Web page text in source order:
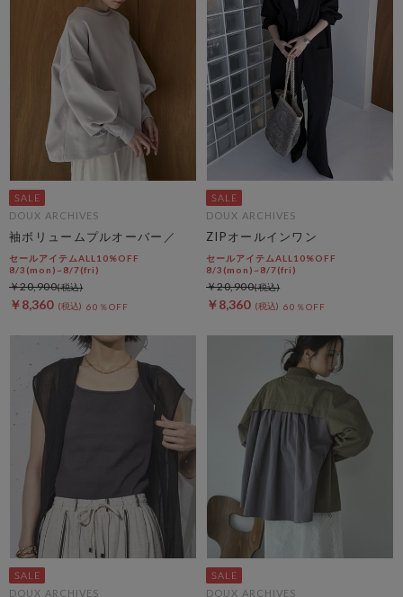
DOUX ARCHIVES
袖ボリュームプルオーバー／
セールアイテムALL10%OFF
8/3(mon)~8/7(fri)
￥8,360 60％OFF
￥20,900
DOUX ARCHIVES
ZIPオールインワン
セールアイテムALL10%OFF
8/3(mon)~8/7(fri)
￥8,360 60％OFF
￥20,900
DOUX ARCHIVES DOUX ARCHIVES